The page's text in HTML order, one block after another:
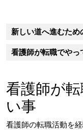
新しい道へ進むため
看護師が転職でやっ
看護師が
い事
看護師の転職活動を